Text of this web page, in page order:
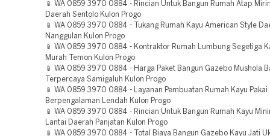
📱 WA 0859 3970 0884 - Rincian Untuk Bangun Rumah Atap
Daerah Sentolo Kulon Progo
📱 WA 0859 3970 0884 - Tukang Rumah Kayu American Style
Nanggulan Kulon Progo
📱 WA 0859 3970 0884 - Kontraktor Rumah Lumbung Segetiga
Murah Temon Kulon Progo
📱 WA 0859 3970 0884 - Harga Paket Bangun Gazebo Mushola
Terpercaya Samigaluh Kulon Progo
📱 WA 0859 3970 0884 - Layanan Pembuatan Rumah Kayu Pakai
Berpengalaman Lendah Kulon Progo
📱 WA 0859 3970 0884 - Rincian Untuk Bangun Rumah Kayu
Lantai Daerah Panjatan Kulon Progo
📱 WA 0859 3970 0884 - Total Biaya Bangun Gazebo Kayu Jati